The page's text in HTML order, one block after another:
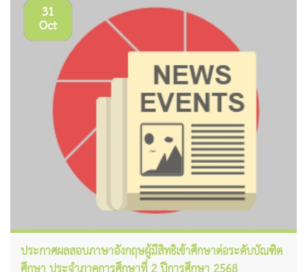
31
Oct
ประกาศผลสอบภาษาอังกฤษผู้มีสิทธิเข้าศึกษาต่อระดับบัณฑิต